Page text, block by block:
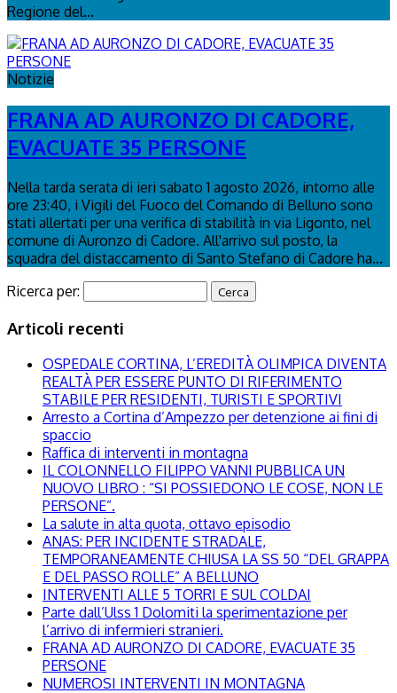
Regione del...
Notizie
FRANA AD AURONZO DI CADORE,
EVACUATE 35 PERSONE
Nella tarda serata di ieri sabato 1 agosto 2026, intorno alle
ore 23:40, i Vigili del Fuoco del Comando di Belluno sono
stati allertati per una verifica di stabilità in via Ligonto, nel
comune di Auronzo di Cadore. All'arrivo sul posto, la
squadra del distaccamento di Santo Stefano di Cadore ha...
Ricerca per:
Articoli recenti
OSPEDALE CORTINA, L’EREDITÀ OLIMPICA DIVENTA
REALTÀ PER ESSERE PUNTO DI RIFERIMENTO
STABILE PER RESIDENTI, TURISTI E SPORTIVI
Arresto a Cortina d’Ampezzo per detenzione ai fini di
spaccio
Raffica di interventi in montagna
IL COLONNELLO FILIPPO VANNI PUBBLICA UN
NUOVO LIBRO : “SI POSSIEDONO LE COSE, NON LE
PERSONE”.
La salute in alta quota, ottavo episodio
ANAS: PER INCIDENTE STRADALE,
TEMPORANEAMENTE CHIUSA LA SS 50 “DEL GRAPPA
E DEL PASSO ROLLE” A BELLUNO
INTERVENTI ALLE 5 TORRI E SUL COLDAI
Parte dall’Ulss 1 Dolomiti la sperimentazione per
l’arrivo di infermieri stranieri.
FRANA AD AURONZO DI CADORE, EVACUATE 35
PERSONE
NUMEROSI INTERVENTI IN MONTAGNA